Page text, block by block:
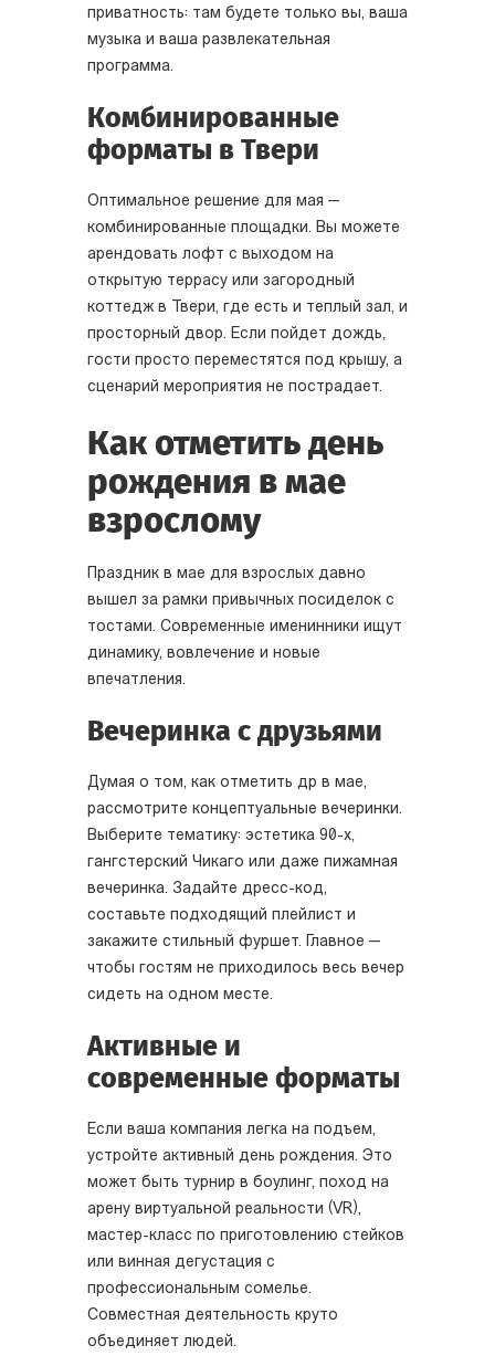
приватность: там будете только вы, ваша
музыка и ваша развлекательная
программа.
Комбинированные
форматы в Твери
Оптимальное решение для мая —
комбинированные площадки. Вы можете
арендовать лофт с выходом на
открытую террасу или загородный
коттедж в Твери, где есть и теплый зал, и
просторный двор. Если пойдет дождь,
гости просто переместятся под крышу, а
сценарий мероприятия не пострадает.
Как отметить день
рождения в мае
взрослому
Праздник в мае для взрослых давно
вышел за рамки привычных посиделок с
тостами. Современные именинники ищут
динамику, вовлечение и новые
впечатления.
Вечеринка с друзьями
Думая о том, как отметить др в мае,
рассмотрите концептуальные вечеринки.
Выберите тематику: эстетика 90-х,
гангстерский Чикаго или даже пижамная
вечеринка. Задайте дресс-код,
составьте подходящий плейлист и
закажите стильный фуршет. Главное —
чтобы гостям не приходилось весь вечер
сидеть на одном месте.
Активные и
современные форматы
Если ваша компания легка на подъем,
устройте активный день рождения. Это
может быть турнир в боулинг, поход на
арену виртуальной реальности (VR),
мастер-класс по приготовлению стейков
или винная дегустация с
профессиональным сомелье.
Совместная деятельность круто
объединяет людей.